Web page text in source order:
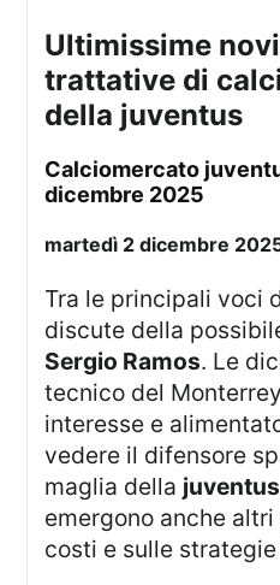
ultimissime novità sulle
trattative di
della juventus
calciomercato juventus – le news di
dicembre 2025
martedì 2 dicembre
Tra le principali voci di mercato si
discute della
Sergio Ramos. Le
tecnico del
interesse e
vedere il difensore
maglia della juventus
emergono anche
costi e sulle